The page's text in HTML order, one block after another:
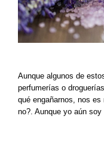
Aunque algunos de
perfumerías o
qué engañarnos, nos
no?. Aunque yo aún